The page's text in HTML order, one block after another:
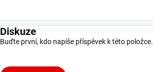
Diskuze
Buďte první, kdo napíše příspěvek k této položce.